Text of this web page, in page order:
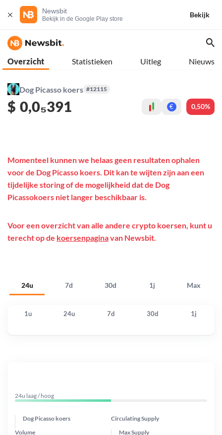
Newsbit
Bekijk in de Google Play store
Bekijk
Overzicht Statistieken Uitleg Nieuws
Dog Picasso koers #12115
$ 0,0₅391 € 0,50%
24u 7d 30d 1j Max
Momenteel kunnen we helaas geen resultaten ophalen
voor de Dog Picasso koers. Dit kan te wijten zijn aan een
tijdelijke storing of de mogelijkheid dat de Dog
Picassokoers niet langer beschikbaar is.
Voor een overzicht van alle andere crypto koersen, kunt u
terecht op de koersenpaginavan Newsbit.
1u 24u 7d 30d 1j
24u laag / hoog
Dog Picasso koers Circulating Supply
Max Supply
Volume